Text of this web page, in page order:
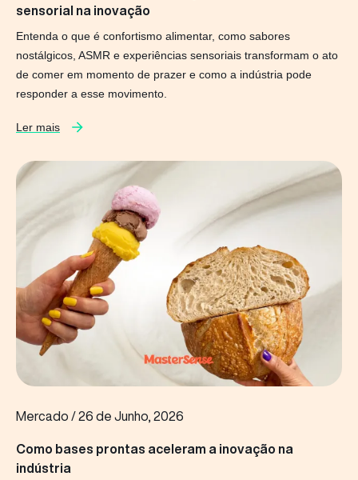
sensorial na inovação
Entenda o que é confortismo alimentar, como sabores
nostálgicos, ASMR e experiências sensoriais transformam o ato
de comer em momento de prazer e como a indústria pode
responder a esse movimento.
Ler mais
Mercado /26 de Junho, 2026
Como bases prontas aceleram a inovação na
indústria